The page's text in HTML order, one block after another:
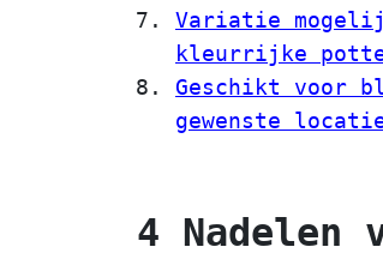
Variatie
kleurrijke
Geschikt voor
gewenste
4 Nadelen